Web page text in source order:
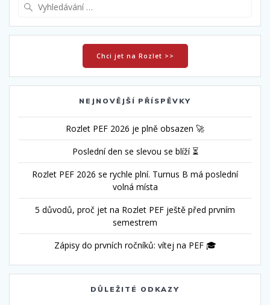
Chci jet na Rozlet >>
NEJNOVĚJŠÍ PŘÍSPĚVKY
Rozlet PEF 2026 je plně obsazen 🚀
Poslední den se slevou se blíží ⏳
Rozlet PEF 2026 se rychle plní. Turnus B má poslední
volná místa
5 důvodů, proč jet na Rozlet PEF ještě před prvním
semestrem
Zápisy do prvních ročníků: vítej na PEF 🎓
DŮLEŽITÉ ODKAZY